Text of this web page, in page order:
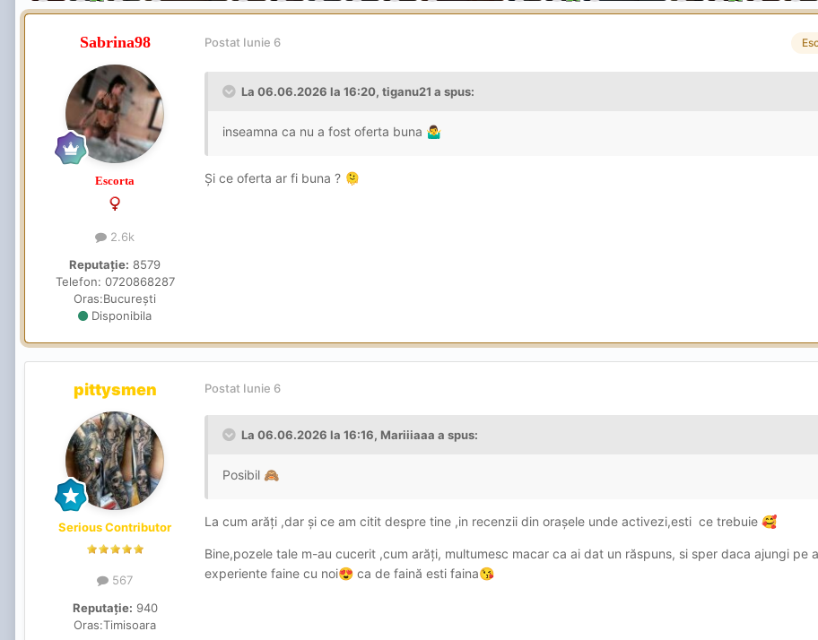
Sabrina98
Escorta
2.6k
Reputație: 8579
Telefon: 0720868287
Oras:București
Disponibila
Postat Iunie 6
La 06.06.2026 la 16:20, tiganu21 a spus:
inseamna ca nu a fost oferta buna 🤷‍♂️
Și ce oferta ar fi buna ? 🫠
pittysmen
Serious Contributor
567
Reputație: 940
Oras:Timisoara
Postat Iunie 6
La 06.06.2026 la 16:16, Mariiiaaa a spus:
Posibil 🙈
La cum arăți ,dar și ce am citit despre tine ,in recenzii din orașele unde activezi,esti ce trebuie 🥰
Bine,pozele tale m-au cucerit ,cum arăți, multumesc macar ca ai dat un răspuns, si sper daca ajungi pe
experiente faine cu noi😍 ca de faină esti faina😘